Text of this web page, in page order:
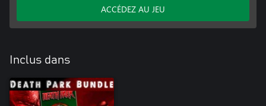
ACCÉDEZ AU JEU
Inclus dans